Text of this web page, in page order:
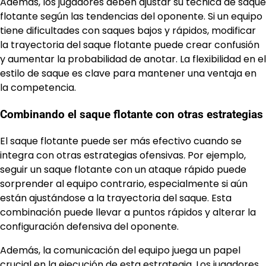
flotante según las tendencias del oponente. Si un equipo
tiene dificultades con saques bajos y rápidos, modificar
la trayectoria del saque flotante puede crear confusión
y aumentar la probabilidad de anotar. La flexibilidad en el
estilo de saque es clave para mantener una ventaja en
la competencia.
Combinando el saque flotante con otras estrategias
El saque flotante puede ser más efectivo cuando se
integra con otras estrategias ofensivas. Por ejemplo,
seguir un saque flotante con un ataque rápido puede
sorprender al equipo contrario, especialmente si aún
están ajustándose a la trayectoria del saque. Esta
combinación puede llevar a puntos rápidos y alterar la
configuración defensiva del oponente.
Además, la comunicación del equipo juega un papel